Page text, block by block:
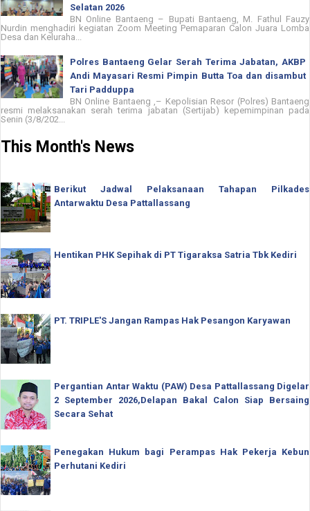
Selatan 2026
BN Online Bantaeng – Bupati Bantaeng, M. Fathul Fauzy
Nurdin menghadiri kegiatan Zoom Meeting Pemaparan Calon Juara Lomba
Desa dan Keluraha...
Polres Bantaeng Gelar Serah Terima Jabatan, AKBP
Andi Mayasari Resmi Pimpin Butta Toa dan disambut
Tari Padduppa
BN Online Bantaeng ,– Kepolisian Resor (Polres) Bantaeng
resmi melaksanakan serah terima jabatan (Sertijab) kepemimpinan pada
Senin (3/8/202...
This Month's News
Berikut Jadwal Pelaksanaan Tahapan Pilkades
Antarwaktu Desa Pattallassang
Hentikan PHK Sepihak di PT Tigaraksa Satria Tbk Kediri
PT. TRIPLE'S Jangan Rampas Hak Pesangon Karyawan
Pergantian Antar Waktu (PAW) Desa Pattallassang Digelar
2 September 2026,Delapan Bakal Calon Siap Bersaing
Secara Sehat
Penegakan Hukum bagi Perampas Hak Pekerja Kebun
Perhutani Kediri